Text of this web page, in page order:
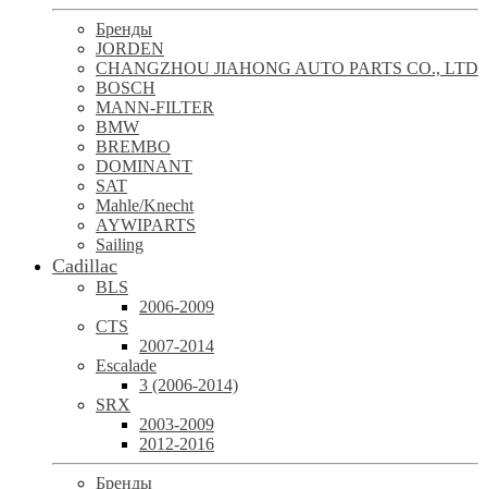
Бренды
JORDEN
CHANGZHOU JIAHONG AUTO PARTS CO., LTD
BOSCH
MANN-FILTER
BMW
BREMBO
DOMINANT
SAT
Mahle/Knecht
AYWIPARTS
Sailing
Cadillac
BLS
2006-2009
CTS
2007-2014
Escalade
3 (2006-2014)
SRX
2003-2009
2012-2016
Бренды